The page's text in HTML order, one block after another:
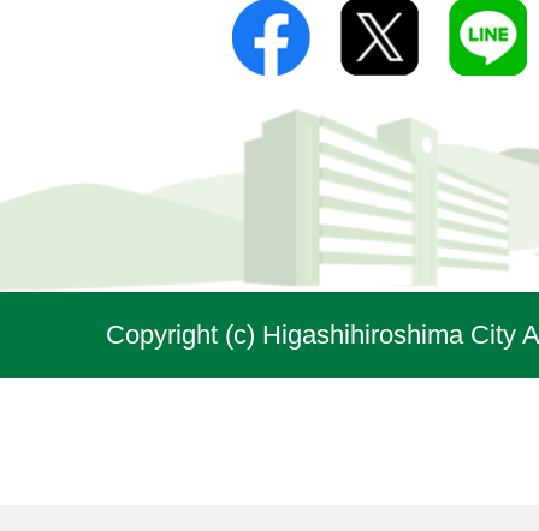
Copyright (c) Higashihiroshima City